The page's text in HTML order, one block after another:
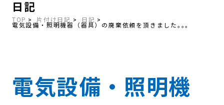
日記
TOP 片付け日記 日記
電気設備・照明機器（器具）の廃棄依頼を頂きました｡｡｡
電気設備・照明機